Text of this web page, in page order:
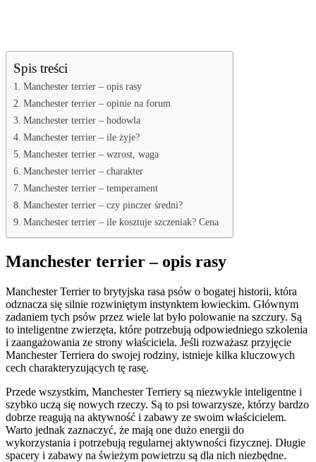
Spis treści
Manchester terrier – opis rasy
Manchester terrier – opinie na forum
Manchester terrier – hodowla
Manchester terrier – ile żyje?
Manchester terrier – wzrost, waga
Manchester terrier – charakter
Manchester terrier – temperament
Manchester terrier – czy pinczer średni?
Manchester terrier – ile kosztuje szczeniak? Cena
Manchester terrier – opis rasy
Manchester Terrier to brytyjska rasa psów o bogatej historii, która
odznacza się silnie rozwiniętym instynktem łowieckim. Głównym
zadaniem tych psów przez wiele lat było polowanie na szczury. Są
to inteligentne zwierzęta, które potrzebują odpowiedniego szkolenia
i zaangażowania ze strony właściciela. Jeśli rozważasz przyjęcie
Manchester Terriera do swojej rodziny, istnieje kilka kluczowych
cech charakteryzujących tę rasę.
Przede wszystkim, Manchester Terriery są niezwykle inteligentne i
szybko uczą się nowych rzeczy. Są to psi towarzysze, którzy bardzo
dobrze reagują na aktywność i zabawy ze swoim właścicielem.
Warto jednak zaznaczyć, że mają one dużo energii do
wykorzystania i potrzebują regularnej aktywności fizycznej. Długie
spacery i zabawy na świeżym powietrzu są dla nich niezbędne.